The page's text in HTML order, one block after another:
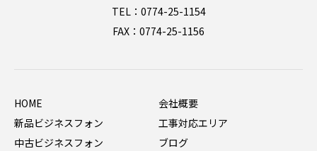
TEL：0774-25-1154
FAX：0774-25-1156
HOME
新品ビジネスフォン
中古ビジネスフォン
会社概要
工事対応エリア
ブログ